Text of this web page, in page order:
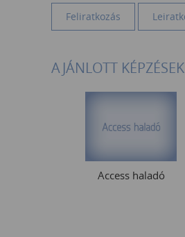
AJÁNLOTT KÉPZÉSEK
Access haladó